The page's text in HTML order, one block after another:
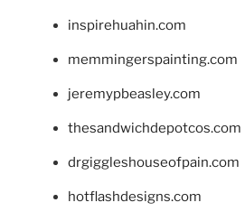
inspirehuahin.com
memmingerspainting.com
jeremypbeasley.com
thesandwichdepotcos.com
drgiggleshouseofpain.com
hotflashdesigns.com